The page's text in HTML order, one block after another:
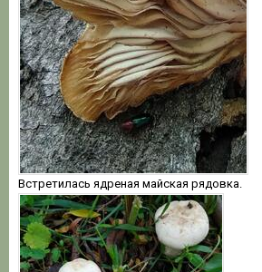
Встретилась ядреная майская рядовка.